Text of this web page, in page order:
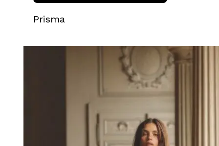
Prisma